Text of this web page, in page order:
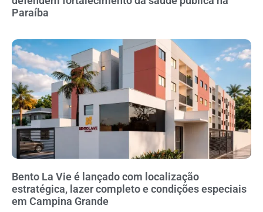
Paraíba
Bento La Vie é lançado com localização
estratégica, lazer completo e condições especiais
em Campina Grande